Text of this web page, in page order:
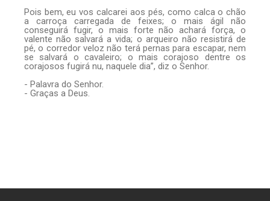
Pois bem, eu vos calcarei aos pés, como calca o chão
a carroça carregada de feixes; o mais ágil não
conseguirá fugir, o mais forte não achará força, o
valente não salvará a vida; o arqueiro não resistirá de
pé, o corredor veloz não terá pernas para escapar, nem
se salvará o cavaleiro; o mais corajoso dentre os
corajosos fugirá nu, naquele dia”, diz o Senhor.
- Palavra do Senhor.
- Graças a Deus.